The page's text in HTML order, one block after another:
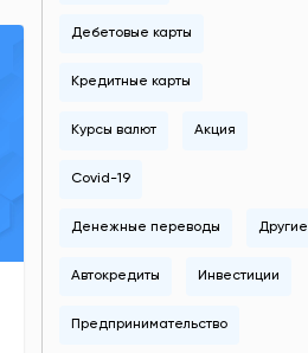
Дебетовые карты
Кредитные карты
Курсы валют Акция
Covid-19
Денежные переводы Другие
Автокредиты Инвестиции
Предпринимательство